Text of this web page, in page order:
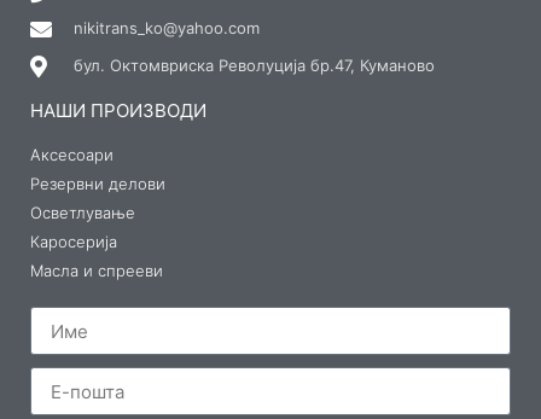
nikitrans_ko@yahoo.com
бул. Октомвриска Револуција бр.47, Куманово
НАШИ ПРОИЗВОДИ
Аксесоари
Резервни делови
Осветлување
Каросерија
Масла и спрееви